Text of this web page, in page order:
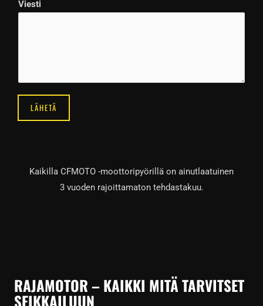
ö
i
V
Viesti
LÄHETÄ
Kaikilla CFMOTO -moottoripyörillä on ainutlaatuinen
3 vuoden rajoittamaton tehdastakuu.
RAJAMOTOR – KAIKKI MITÄ TARVITSET
SEIKKAILUUN